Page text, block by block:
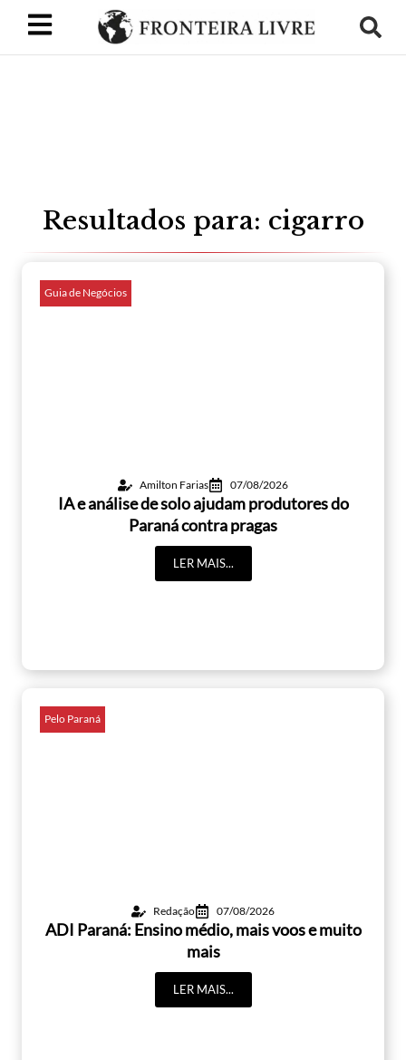
Resultados para: cigarro
Guia de Negócios
Amilton Farias 07/08/2026
IA e análise de solo ajudam produtores do
Paraná contra pragas
LER MAIS...
Pelo Paraná
Redação 07/08/2026
ADI Paraná: Ensino médio, mais voos e muito
mais
LER MAIS...